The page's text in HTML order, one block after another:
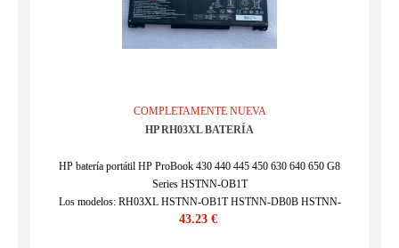
COMPLETAMENTE NUEVA
HP RH03XL BATERÍA
HP batería portátil HP ProBook 430 440 445 450 630 640 650 G8
Series HSTNN-OB1T
Los modelos: RH03XL HSTNN-OB1T HSTNN-DB0B HSTNN-
IB9P HSTNN-IB9Q HSTNN-UB7X
43.23 €